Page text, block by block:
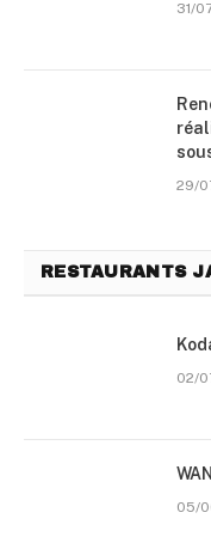
31/
29/
RESTAURANTS
02/
05/